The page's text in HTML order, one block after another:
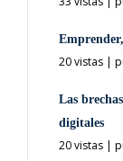
20 vistas |
Las
digitales
20 vistas |